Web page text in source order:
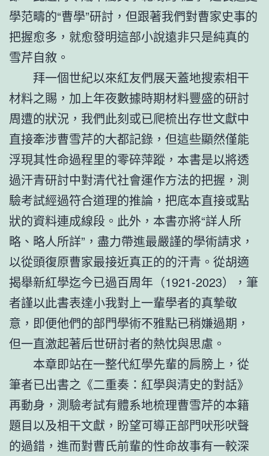
學范疇的“曹學”研討，但跟著我們對曹家史事的
把握愈多，就愈發明這部小說遠非只是純真的
雪芹自敘。
拜一個世紀以來紅友們展天蓋地搜索相干
材料之賜，加上年夜數據時期材料豐盛的研討
周遭的狀況，我們此刻或已爬梳出存世文獻中
直接牽涉曹雪芹的大都記錄，但這些顯然僅能
浮現其性命過程里的零碎萍蹤，本書是以將透
過汗青研討中對清代社會運作方法的把握，測
驗考試經過符合道理的推論，把底本直接或點
狀的資料連成線段。此外，本書亦將“詳人所
略、略人所詳”，盡力帶進最嚴謹的學術請求，
以從頭復原曹家最接近真正的的汗青。從胡適
揭舉新紅學迄今已過百周年（1921-2023），筆
者謹以此書表達小我對上一輩學者的真摯敬
意，即便他們的部門學術不雅點已稍嫌過期，
但一直激起著后世研討者的熱忱與思慮。
本章即站在一整代紅學先輩的肩膀上，從
筆者已出書之《二重奏：紅學與清史的對話》
再動身，測驗考試有體系地梳理曹雪芹的本籍
題目以及相干文獻，盼望可導正部門吠形吠聲
的過錯，進而對曹氏前輩的性命故事有一較深